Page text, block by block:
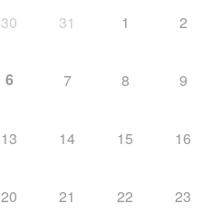
30 31 1 2
6 7 8 9
13 14 15 16
20 21 22 23